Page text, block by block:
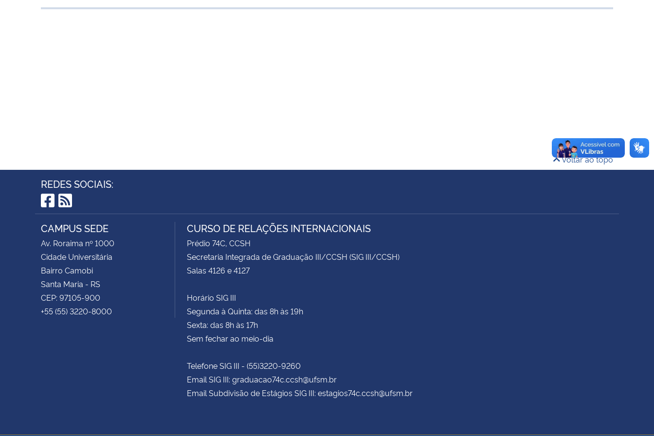
Voltar ao topo
REDES SOCIAIS:
Facebook
RSS
CAMPUS SEDE
Av. Roraima nº 1000
Cidade Universitária
Bairro Camobi
Santa Maria - RS
CEP: 97105-900
+55 (55) 3220-8000
CURSO DE RELAÇÕES INTERNACIONAIS
Prédio 74C, CCSH
Secretaria Integrada de Graduação III/CCSH (SIG III/CCSH)
Salas 4126 e 4127
Horário SIG III
Segunda à Quinta: das 8h às 19h
Sexta: das 8h às 17h
Sem fechar ao meio-dia
Telefone SIG III - (55)3220-9260
Email SIG III: graduacao74c.ccsh@ufsm.br
Email Subdivisão de Estágios SIG III: estagios74c.ccsh@ufsm.br